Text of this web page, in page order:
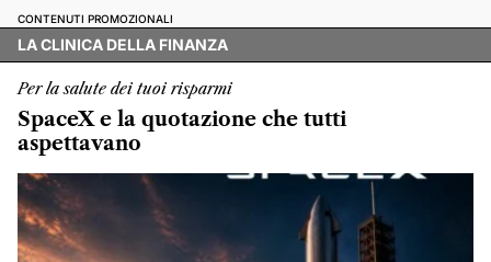
CONTENUTI PROMOZIONALI
LA CLINICA DELLA FINANZA
Per la salute dei tuoi risparmi
SpaceX e la quotazione che tutti
aspettavano